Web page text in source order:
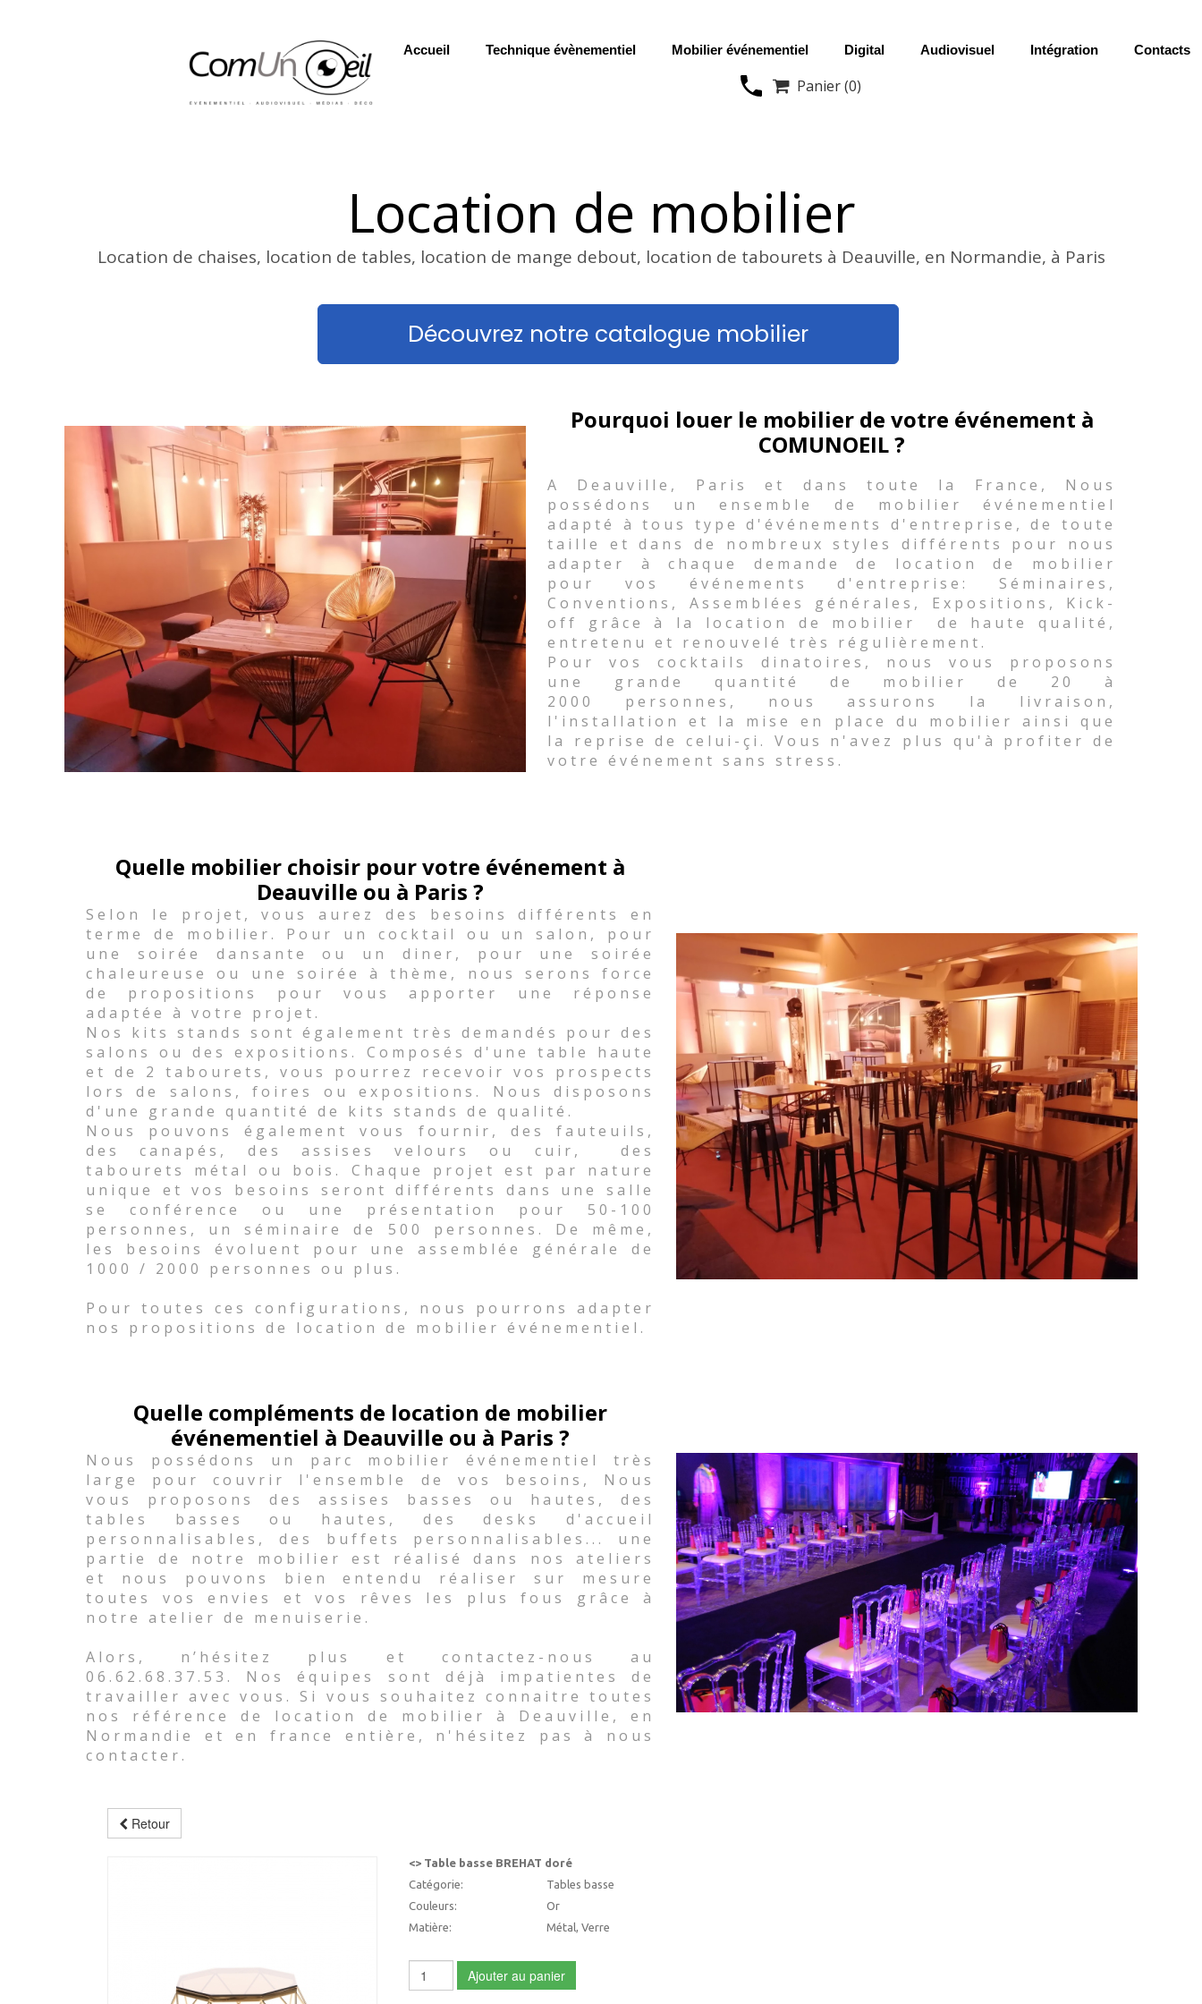
Accueil Technique évènementiel Mobilier événementiel Digital Audiovisuel Intégration Contacts
 Panier (0)
Location de mobilier
Location de chaises, location de tables, location de mange debout, location de tabourets à Deauville, en Normandie, à Paris
Découvrez notre catalogue mobilier
Pourquoi louer le mobilier de votre événement à
COMUNOEIL ?
A Deauville, Paris et dans toute la France, Nous
possédons un ensemble de mobilier événementiel
adapté à tous type d'événements d'entreprise, de toute
taille et dans de nombreux styles différents pour nous
adapter à chaque demande de location de mobilier
pour vos événements d'entreprise: Séminaires,
Conventions, Assemblées générales, Expositions, Kick-
off grâce à la location de mobilier de haute qualité,
entretenu et renouvelé très régulièrement.
Pour vos cocktails dinatoires, nous vous proposons
une grande quantité de mobilier de 20 à
2000 personnes, nous assurons la livraison,
l'installation et la mise en place du mobilier ainsi que
la reprise de celui-çi. Vous n'avez plus qu'à profiter de
votre événement sans stress.
Quelle mobilier choisir pour votre événement à
Deauville ou à Paris ?
Selon le projet, vous aurez des besoins différents en
terme de mobilier. Pour un cocktail ou un salon, pour
une soirée dansante ou un diner, pour une soirée
chaleureuse ou une soirée à thème, nous serons force
de propositions pour vous apporter une réponse
adaptée à votre projet.
Nos kits stands sont également très demandés pour des
salons ou des expositions. Composés d'une table haute
et de 2 tabourets, vous pourrez recevoir vos prospects
lors de salons, foires ou expositions. Nous disposons
d'une grande quantité de kits stands de qualité.
Nous pouvons également vous fournir, des fauteuils,
des canapés, des assises velours ou cuir, des
tabourets métal ou bois. Chaque projet est par nature
unique et vos besoins seront différents dans une salle
se conférence ou une présentation pour 50-100
personnes, un séminaire de 500 personnes. De même,
les besoins évoluent pour une assemblée générale de
1000 / 2000 personnes ou plus.
Pour toutes ces configurations, nous pourrons adapter
nos propositions de location de mobilier événementiel.
Quelle compléments de location de mobilier
événementiel à Deauville ou à Paris ?
Nous possédons un parc mobilier événementiel très
large pour couvrir l'ensemble de vos besoins, Nous
vous proposons des assises basses ou hautes, des
tables basses ou hautes, des desks d'accueil
personnalisables, des buffets personnalisables... une
partie de notre mobilier est réalisé dans nos ateliers
et nous pouvons bien entendu réaliser sur mesure
toutes vos envies et vos rêves les plus fous grâce à
notre atelier de menuiserie.
Alors, n’hésitez plus et contactez-nous au
06.62.68.37.53. Nos équipes sont déjà impatientes de
travailler avec vous. Si vous souhaitez connaitre toutes
nos référence de location de mobilier à Deauville, en
Normandie et en france entière, n'hésitez pas à nous
contacter.
Retour
<> Table basse BREHAT doré
Catégorie:
Tables basse
Couleurs:
Or
Matière:
Métal, Verre
Ajouter au panier